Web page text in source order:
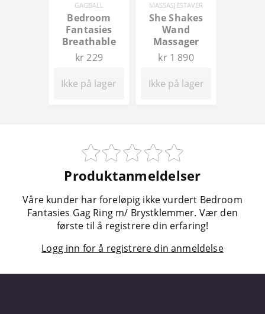
GAGBALL
Bedroom
Fantasies
Breathable
Silicone Ball
Gag
kr 229
Ikke på lager
MASSASJESTAVER
She Shakes
Wand
Massager
kr 1 890
Ikke på lager
Produktanmeldelser
Våre kunder har foreløpig ikke vurdert Bedroom
Fantasies Gag Ring m/ Brystklemmer. Vær den
første til å registrere din erfaring!
Logg inn for å registrere din anmeldelse